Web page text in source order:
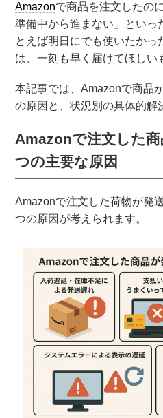
Amazonで商品を注文したの
準備中から進まない」とい
とえば明日にでも使いたか
は、一刻も早く届けてほしい
本記事では、Amazonで商品
の原因と、状況別の具体的解
Amazonで注文した
つの主要な原因
Amazonで注文した荷物が発
つの原因が考えられます。